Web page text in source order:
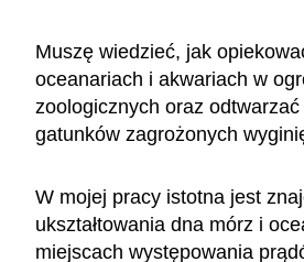
Muszę wiedzieć, jak
oceanariach i akwariach w
zoologicznych oraz
gatunków zagrożonych
W mojej pracy istotna jest
ukształtowania dna mórz i
miejscach występowania